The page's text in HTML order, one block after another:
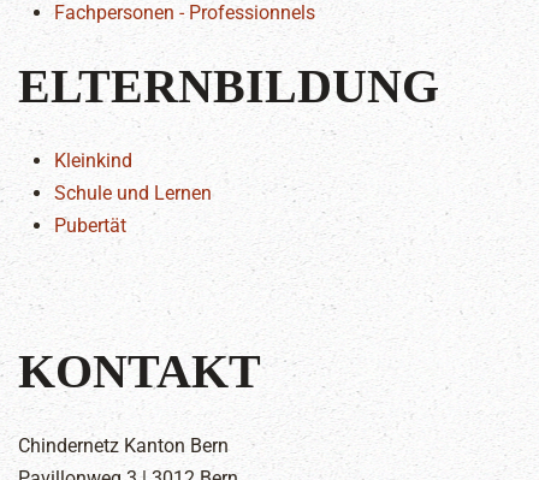
Fachpersonen - Professionnels
ELTERNBILDUNG
Kleinkind
Schule und Lernen
Pubertät
KONTAKT
Chindernetz Kanton Bern